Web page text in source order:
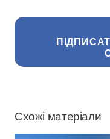
Схожі матеріали